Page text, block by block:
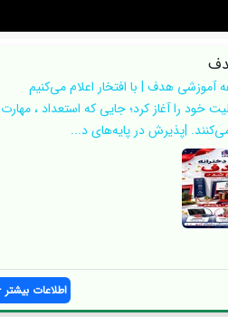
آموزشی هدف | با افتخار اعلام می‌کنیم
خود را آغاز کرد؛ جایی که استعداد ، مهارت
می‌کنند. |پذیرش در پایه‌های د...
اطلاعات بیشتر